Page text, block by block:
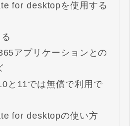
for desktopを使用する
アプリケーションとの
と11では無償で利用で
for desktopの使い方